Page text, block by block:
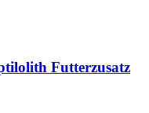
Futterzusatz